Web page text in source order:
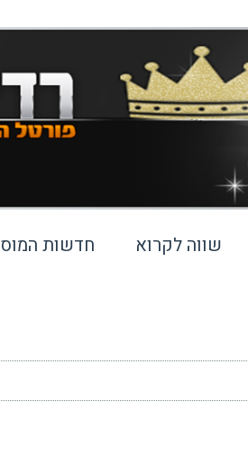
שווה לקרוא חדשות